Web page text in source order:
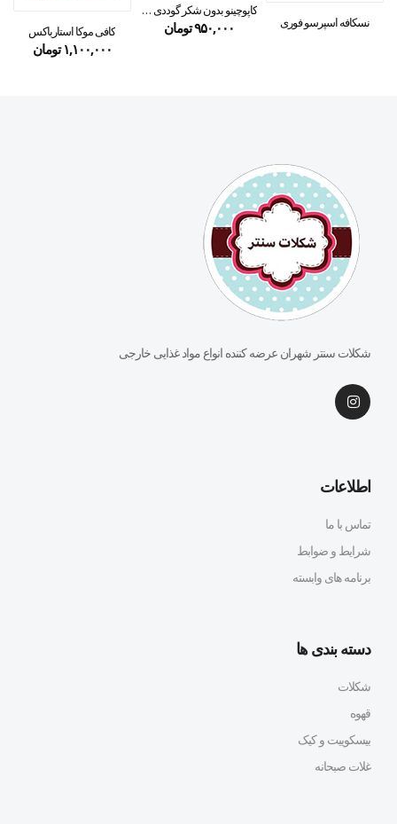
نسکافه اسپرسو فوری
کاپوچینو بدون شکر گوددی ۲۰ عددی
۹۵۰,۰۰۰تومان کافی موکا استارباکس
۱,۱۰۰,۰۰۰ تومان
شکلات سنتر شهران عرضه کننده انواع مواد غذایی خارجی
اطلاعات
تماس با ما
شرایط و ضوابط
برنامه های وابسته
دسته بندی ها
شکلات
قهوه
بیسکوییت و کیک
غلات صبحانه